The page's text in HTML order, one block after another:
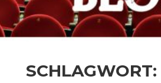
SCHLAGWORT: